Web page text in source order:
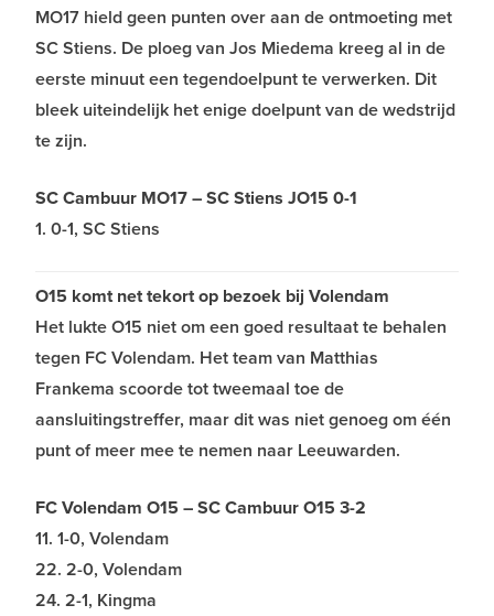
MO17 hield geen punten over aan de ontmoeting met
SC Stiens. De ploeg van Jos Miedema kreeg al in de
eerste minuut een tegendoelpunt te verwerken. Dit
bleek uiteindelijk het enige doelpunt van de wedstrijd
te zijn.
SC Cambuur MO17 – SC Stiens JO15 0-1
1. 0-1, SC Stiens
O15 komt net tekort op bezoek bij Volendam
Het lukte O15 niet om een goed resultaat te behalen
tegen FC Volendam. Het team van Matthias
Frankema scoorde tot tweemaal toe de
aansluitingstreffer, maar dit was niet genoeg om één
punt of meer mee te nemen naar Leeuwarden.
FC Volendam O15 – SC Cambuur O15 3-2
11. 1-0, Volendam
22. 2-0, Volendam
24. 2-1, Kingma